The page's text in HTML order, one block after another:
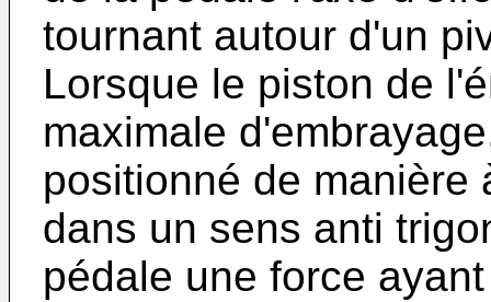
tournant autour d'un
Lorsque le piston de
maximale
positionné de manière
dans un sens anti
pédale une force